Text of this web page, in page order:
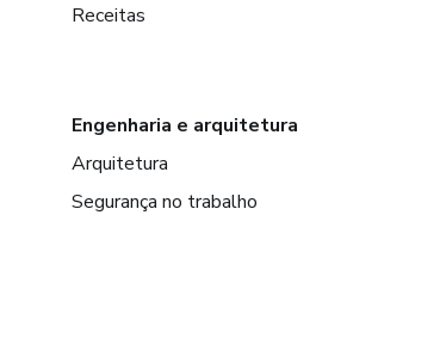
Receitas
Engenharia e arquitetura
Arquitetura
Segurança no trabalho